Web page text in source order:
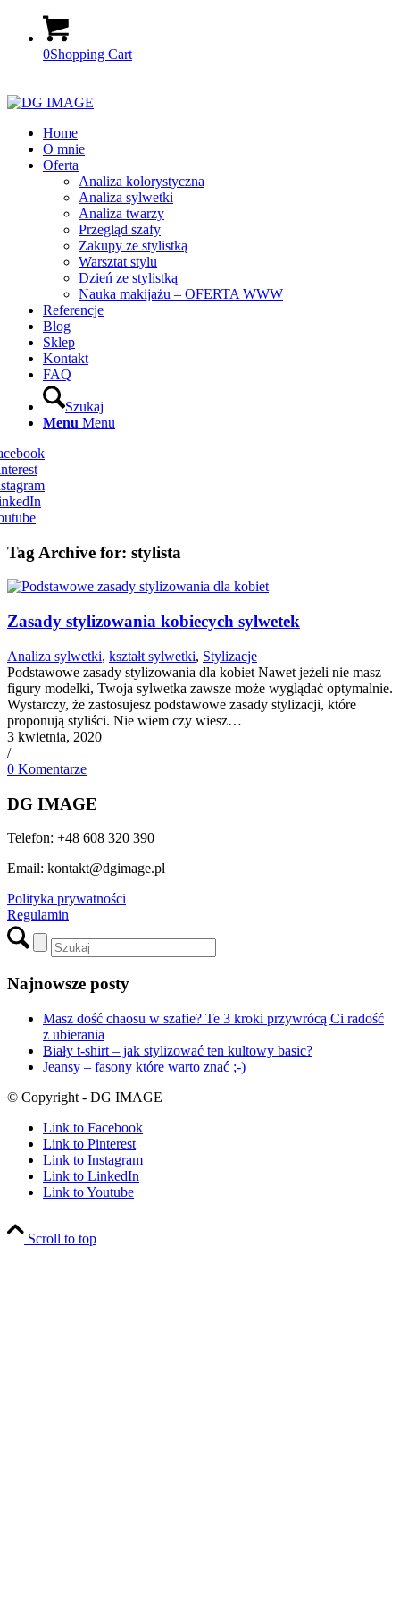
0Shopping Cart
Home
O mnie
Oferta
Analiza kolorystyczna
Analiza sylwetki
Analiza twarzy
Przegląd szafy
Zakupy ze stylistką
Warsztat stylu
Dzień ze stylistką
Nauka makijażu – OFERTA WWW
Referencje
Blog
Sklep
Kontakt
FAQ
Szukaj
Menu Menu
Tag Archive for: stylista
Zasady stylizowania kobiecych sylwetek
Analiza sylwetki, kształt sylwetki, Stylizacje
Podstawowe zasady stylizowania dla kobiet Nawet jeżeli nie masz
figury modelki, Twoja sylwetka zawsze może wyglądać optymalnie.
Wystarczy, że zastosujesz podstawowe zasady stylizacji, które
proponują styliści. Nie wiem czy wiesz…
3 kwietnia, 2020
/
0 Komentarze
DG IMAGE
Telefon: +48 608 320 390
Email: kontakt@dgimage.pl
Polityka prywatności
Regulamin
Najnowsze posty
Masz dość chaosu w szafie? Te 3 kroki przywrócą Ci radość
z ubierania
Biały t-shirt – jak stylizować ten kultowy basic?
Jeansy – fasony które warto znać ;-)
© Copyright - DG IMAGE
Link to Facebook
Link to Pinterest
Link to Instagram
Link to LinkedIn
Link to Youtube
Scroll to top